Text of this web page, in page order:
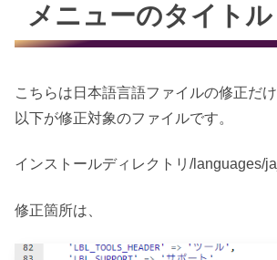
メニューのタイトル
こちらは日本語言語ファイルの修正だ
以下が修正対象のファイルです。
インストールディレクトリ/languages/
修正箇所は、